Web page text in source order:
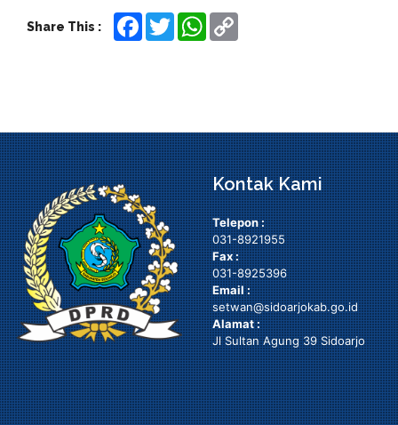
Share This : Facebook
TwitterWhatsApp
Kontak Kami
Telepon :
031-8921955
Fax :
031-8925396
Email :
setwan@sidoarjokab.go.id
Alamat :
Jl Sultan Agung 39 Sidoarjo